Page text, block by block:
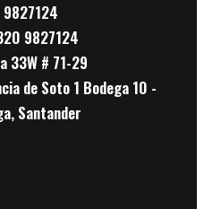
9827124
33W # 71-29
de Soto 1 Bodega 10 -
Santander